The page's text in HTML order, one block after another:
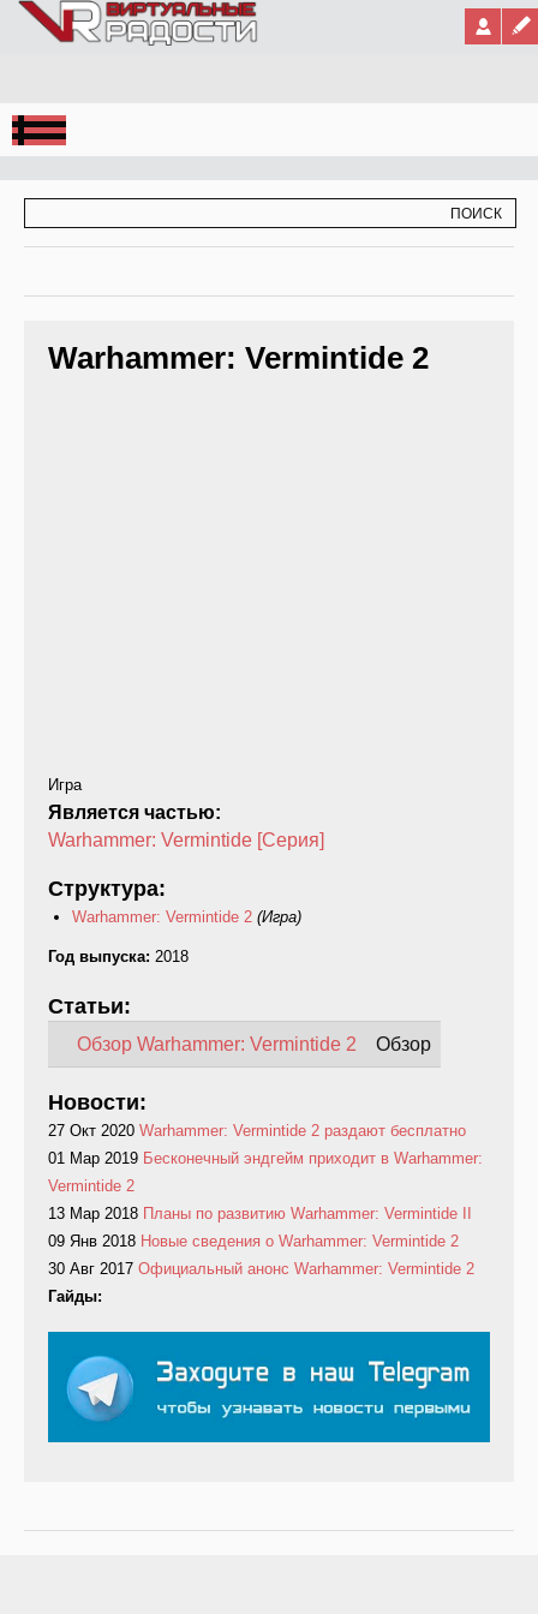
Jump to Navigation
Warhammer: Vermintide 2
Игра
Является частью:
Warhammer: Vermintide [Серия]
Структура:
Warhammer: Vermintide 2 (Игра)
Год выпуска: 2018
Статьи:
Обзор Warhammer: Vermintide 2 Обзор
Новости:
27 Окт 2020 Warhammer: Vermintide 2 раздают бесплатно
01 Мар 2019 Бесконечный эндгейм приходит в Warhammer:
Vermintide 2
13 Мар 2018 Планы по развитию Warhammer: Vermintide II
09 Янв 2018 Новые сведения о Warhammer: Vermintide 2
30 Авг 2017 Официальный анонс Warhammer: Vermintide 2
Гайды: